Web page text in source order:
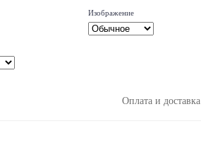
Изображение
Оплата и доставка